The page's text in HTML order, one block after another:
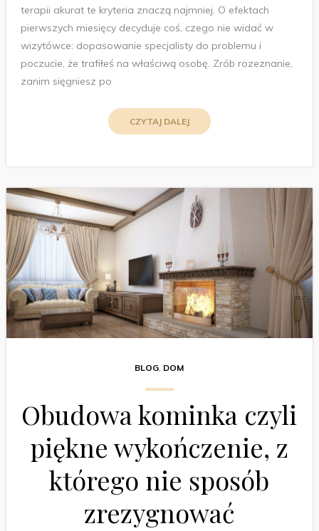
terapii akurat te kryteria znaczą najmniej. O efektach
pierwszych miesięcy decyduje coś, czego nie widać w
wizytówce: dopasowanie specjalisty do problemu i
poczucie, że trafiłeś na właściwą osobę. Zrób rozeznanie,
zanim sięgniesz po
CZYTAJ DALEJ
BLOG, DOM
Obudowa kominka czyli
piękne wykończenie, z
którego nie sposób
zrezygnować